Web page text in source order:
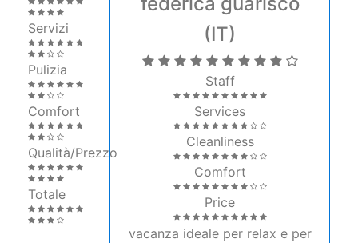
Servizi
Pulizia
Comfort
Qualità/Prezzo
Totale
(IT)
Staff
Services
Cleanliness
Comfort
Price
vacanza ideale per relax e per